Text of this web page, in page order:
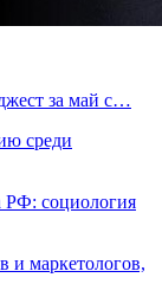
за май с…
среди
РФ: социология
и маркетологов,